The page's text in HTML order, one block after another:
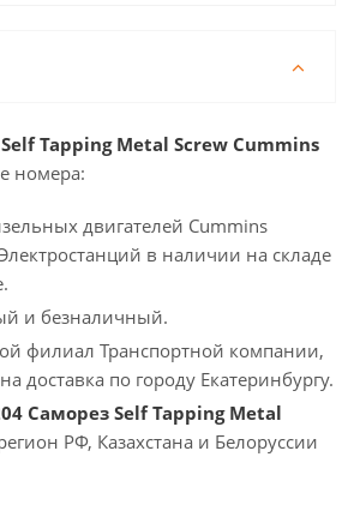
Tapping Metal Screw Cummins
номера:
двигателей Cummins
в наличии на складе
и безналичный.
филиал Транспортной компании,
доставка по городу Екатеринбургу.
Саморез Self Tapping Metal
РФ, Казахстана и Белоруссии